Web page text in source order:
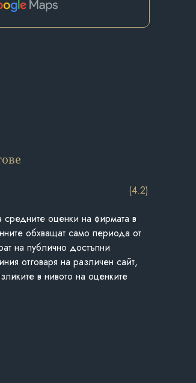
(4.2)
средните оценки на фирмата в
обхващат само периода от
на публично достъпни
отговаря на различен сайт,
в нивото на оценките